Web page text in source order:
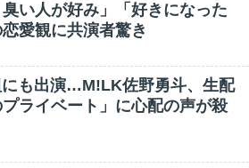
い人が好み」「好きになった
愛観に共演者驚き
も出演…M!LK佐野勇斗、生配
ライベート」に心配の声が殺